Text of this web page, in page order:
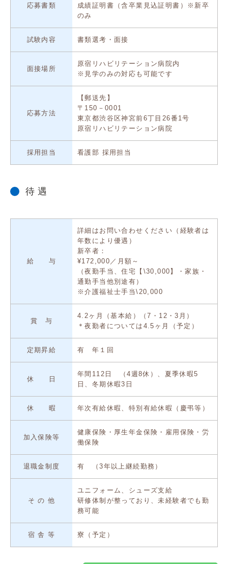
応募書類
成績証明書（含卒業見込証明書）※新卒
のみ
試験内容 書類選考・面接
面接場所
原宿リハビリテーション病院内
※見学のみの対応も可能です
応募方法
【郵送先】
〒150－0001
東京都渋谷区神宮前6丁目26番1号
原宿リハビリテーション病院
採用担当 看護部 採用担当
待 遇
給 与
詳細はお問い合わせください（経験者は
年数により優遇）
新卒者：
¥172,000／月額～
（夜勤手当、住宅【\30,000】・家族・
通勤手当他別途有）
※介護福祉士手当\20,000
賞 与
4.2ヶ月（基本給）（7・12・3月）
＊夜勤者については4.5ヶ月（予定）
定期昇給 有 年１回
休 日
年間112日 （4週8休）、夏季休暇5
日、冬期休暇3日
休 暇 年次有給休暇、特別有給休暇（慶弔等）
加入保険等
健康保険・厚生年金保険・雇用保険・労
働保険
退職金制度 有 （3年以上継続勤務）
そ の 他
ユニフォーム、シューズ支給
研修体制が整っており、未経験者でも勤
務可能
宿 舎 等 寮（予定）